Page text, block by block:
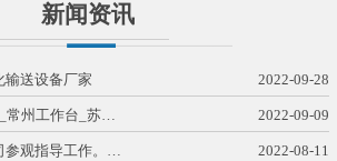
新闻资讯
输送设备厂家 2022-09-28
常州工作台_苏… 2022-09-09
参观指导工作。… 2022-08-11